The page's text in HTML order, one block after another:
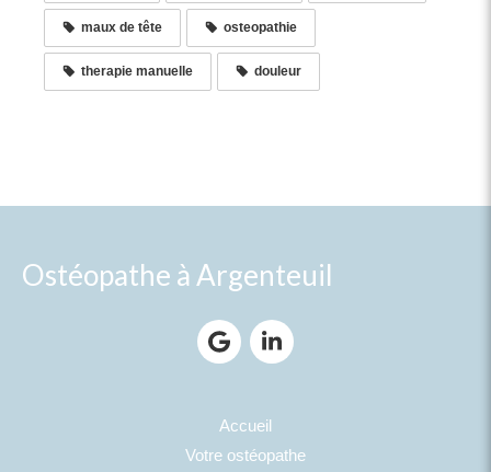
maux de tête osteopathie
therapie manuelle douleur
Ostéopathe à Argenteuil
Accueil
Votre ostéopathe